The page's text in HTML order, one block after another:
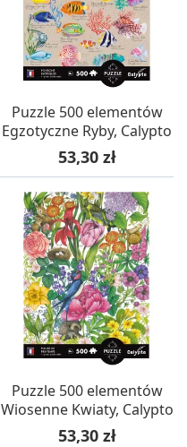
Puzzle 500 elementów
Egzotyczne Ryby, Calypto
Cena
53,30 zł
Puzzle 500 elementów
Wiosenne Kwiaty, Calypto
Cena
53,30 zł